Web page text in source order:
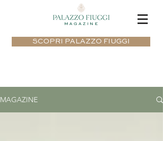
MAGAZINE
SCOPRI PALAZZO FIUGGI
MAGAZINE